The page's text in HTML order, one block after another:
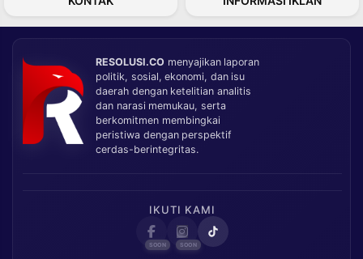
RESOLUSI.CO menyajikan laporan
politik, sosial, ekonomi, dan isu
daerah dengan ketelitian analitis
dan narasi memukau, serta
berkomitmen membingkai
peristiwa dengan perspektif
cerdas-berintegritas.
IKUTI KAMI